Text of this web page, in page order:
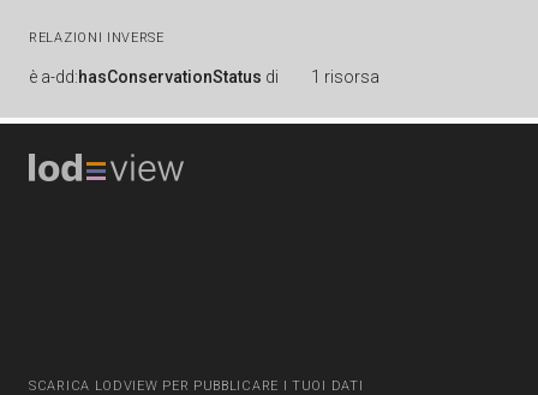
RELAZIONI INVERSE
è a-dd:hasConservationStatus di 1 risorsa
SCARICA LODVIEW PER PUBBLICARE I TUOI DATI